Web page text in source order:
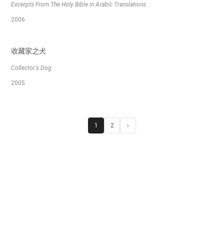
Excerpts From The Holy Bible in Arabic Translations
2006
收藏家之犬
Collector's Dog
2005
1 2 ›